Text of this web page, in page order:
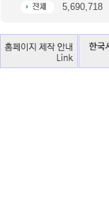
5,690,718